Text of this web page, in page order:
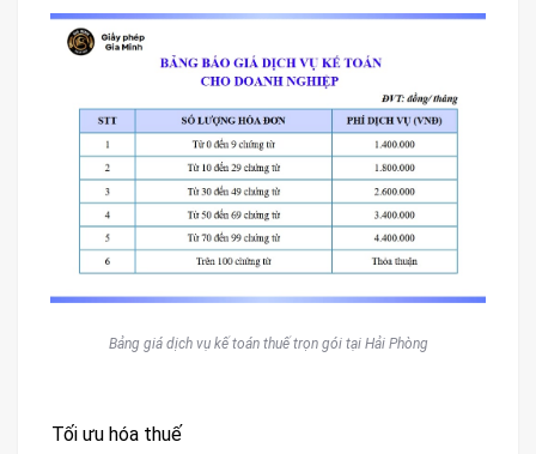
Bảng giá dịch vụ kế toán thuế trọn gói tại Hải Phòng
Tối ưu hóa thuế